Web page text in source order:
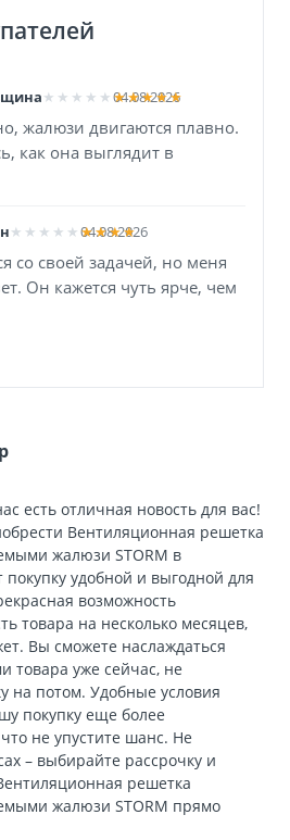
04.08.2026
жалюзи двигаются плавно.
как она выглядит в
04.08.2026
со своей задачей, но меня
Он кажется чуть ярче, чем
есть отличная новость для вас!
Вентиляционная решетка
жалюзи STORМ в
покупку удобной и выгодной для
возможность
товара на несколько месяцев,
Вы сможете наслаждаться
товара уже сейчас, не
на потом. Удобные условия
покупку еще более
не упустите шанс. Не
– выбирайте рассрочку и
решетка
жалюзи STORМ прямо